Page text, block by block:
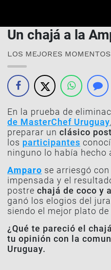
Un chajá a la
LOS MEJORES MOMENTOS
En la prueba de
de MasterChef Uruguay
preparar un clásico
los participantes
ninguno lo había hecho
Amparo se arriesgó
impensada y el
postre chajá de coco y
ganó los elogios del
siendo el mejor plato de
¿Qué te pareció el
tu opinión con la
Uruguay.